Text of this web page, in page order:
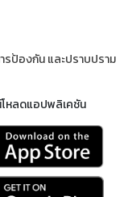
ป้องกัน และปราบปราม
โหลดแอปพลิเคชัน